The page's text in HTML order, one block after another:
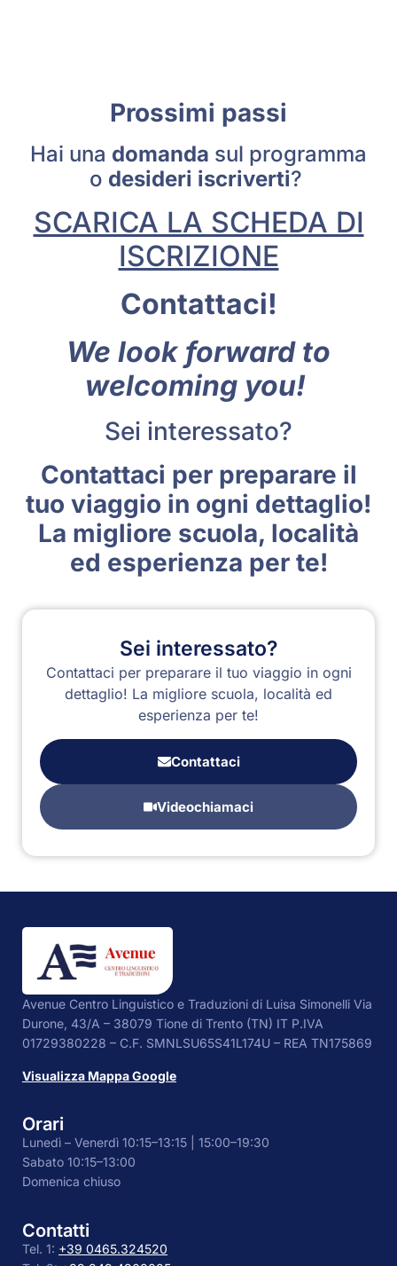
Sei interessato?
Contattaci per preparare il tuo viaggio in ogni
dettaglio! La migliore scuola, località ed
esperienza per te!
Contattaci
Videochiamaci
Prossimi passi
Hai una domanda sul programma
o desideri iscriverti?
SCARICA LA SCHEDA DI
ISCRIZIONE
Contattaci!
We look forward to
welcoming you!
Sei interessato?
Contattaci per preparare il
tuo viaggio in ogni dettaglio!
La migliore scuola, località
ed esperienza per te!
Avenue Centro Linguistico e Traduzioni di Luisa Simonelli Via
Durone, 43/A – 38079 Tione di Trento (TN) IT P.IVA
01729380228 – C.F. SMNLSU65S41L174U – REA TN175869
Visualizza Mappa Google
Orari
Lunedì – Venerdì 10:15–13:15 | 15:00–19:30
Sabato 10:15–13:00
Domenica chiuso
Contatti
Tel. 1: +39 0465.324520